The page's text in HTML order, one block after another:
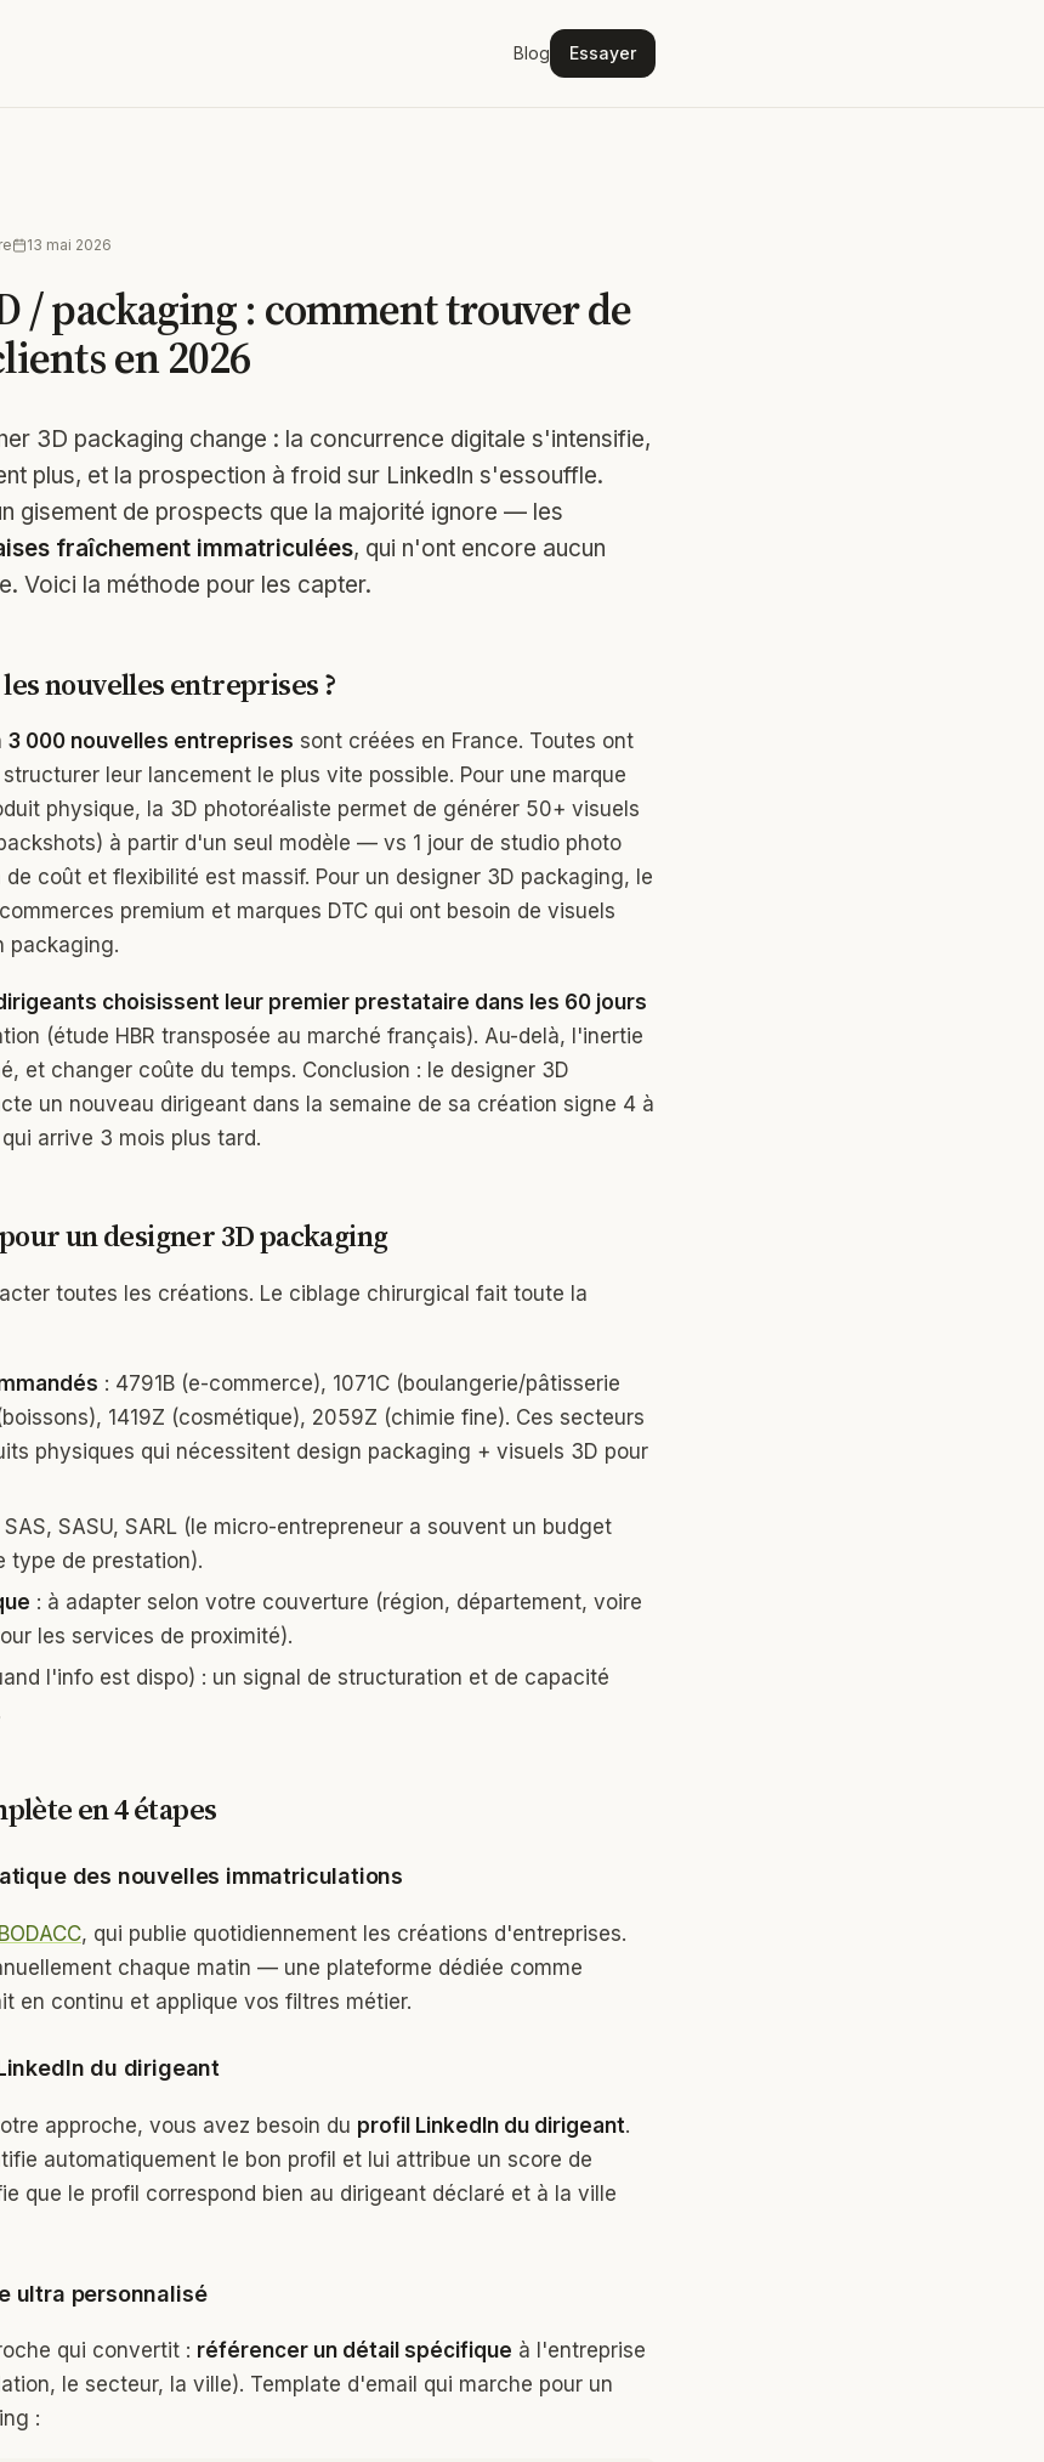
Blog Essayer
13 mai 2026
/ packaging : comment trouver de
en 2026
3D packaging change : la concurrence digitale s'intensifie,
plus, et la prospection à froid sur LinkedIn s'essouffle.
gisement de prospects que la majorité ignore — les
fraîchement immatriculées, qui n'ont encore aucun
Voici la méthode pour les capter.
nouvelles entreprises ?
3 000 nouvelles entreprises sont créées en France. Toutes ont
leur lancement le plus vite possible. Pour une marque
physique, la 3D photoréaliste permet de générer 50+ visuels
à partir d'un seul modèle — vs 1 jour de studio photo
de coût et flexibilité est massif. Pour un designer 3D packaging, le
premium et marques DTC qui ont besoin de visuels
packaging.
choisissent leur premier prestataire dans les 60 jours
(étude HBR transposée au marché français). Au-delà, l'inertie
et changer coûte du temps. Conclusion : le designer 3D
un nouveau dirigeant dans la semaine de sa création signe 4 à
arrive 3 mois plus tard.
un designer 3D packaging
toutes les créations. Le ciblage chirurgical fait toute la
: 4791B (e-commerce), 1071C (boulangerie/pâtisserie
1419Z (cosmétique), 2059Z (chimie fine). Ces secteurs
physiques qui nécessitent design packaging + visuels 3D pour
SAS, SASU, SARL (le micro-entrepreneur a souvent un budget
type de prestation).
: à adapter selon votre couverture (région, département, voire
les services de proximité).
l'info est dispo) : un signal de structuration et de capacité
en 4 étapes
des nouvelles immatriculations
BODACC, qui publie quotidiennement les créations d'entreprises.
chaque matin — une plateforme dédiée comme
en continu et applique vos filtres métier.
du dirigeant
approche, vous avez besoin du profil LinkedIn du dirigeant.
automatiquement le bon profil et lui attribue un score de
que le profil correspond bien au dirigeant déclaré et à la ville
ultra personnalisé
qui convertit : référencer un détail spécifique à l'entreprise
le secteur, la ville). Template d'email qui marche pour un
: